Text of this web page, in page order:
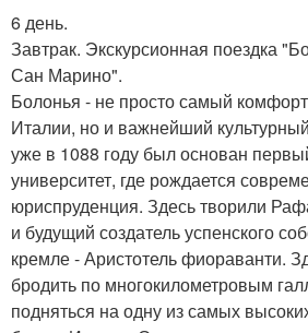
6 день.
Завтрак. Экскурсионная поездка
Сан Марино".
Болонья - не просто самый
Италии, но и важнейший
уже в 1088 году был основан
университет, где рождается
юриспруденция. Здесь творили
и будущий создатель успенского
кремле - Аристотель фиораванти.
бродить по многокилометровым
подняться на одну из самых